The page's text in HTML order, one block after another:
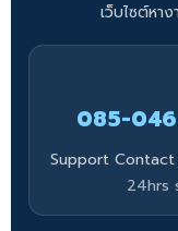
เว็บไซต์หา
085-
Support Contact
24hrs